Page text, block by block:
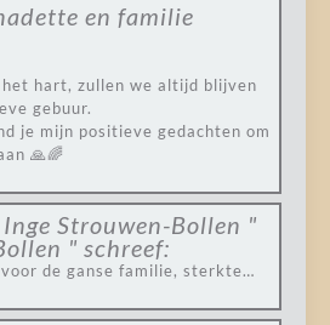
en familie
hart, zullen we altijd blijven
gebuur.
je mijn positieve gedachten om
🙏🌈
Inge Strouwen-Bollen "
" schreef:
de ganse familie, sterkte…